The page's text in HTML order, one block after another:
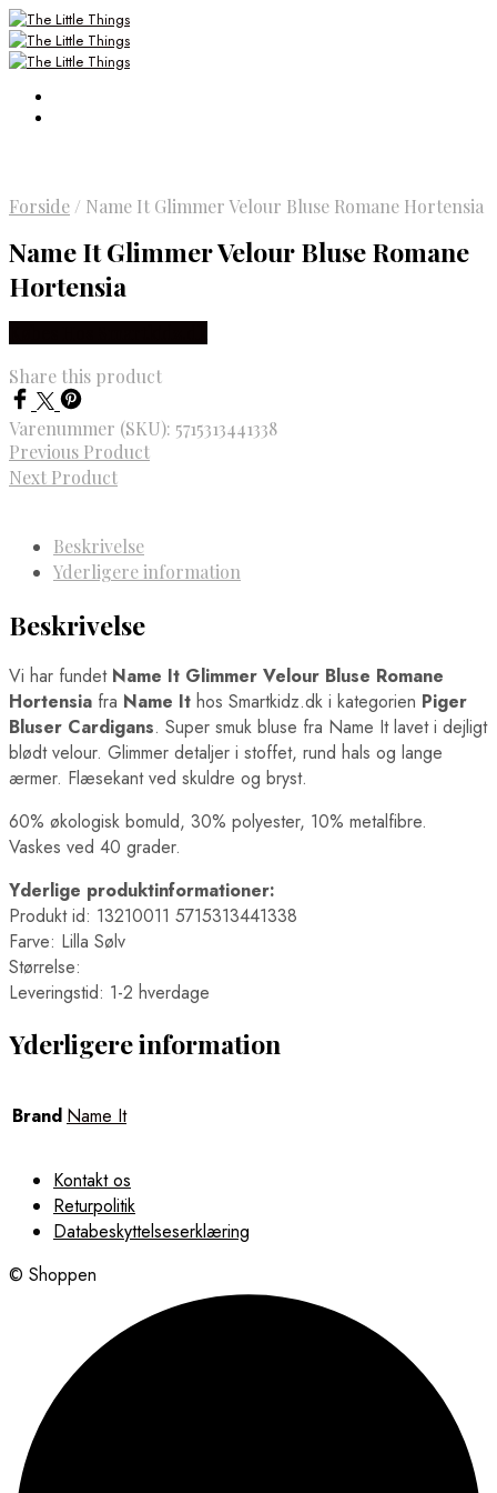
Forside / Name It Glimmer Velour Bluse Romane Hortensia
Name It Glimmer Velour Bluse Romane
Hortensia
Share this product
Varenummer (SKU): 5715313441338
Previous Product
Next Product
Beskrivelse
Yderligere information
Beskrivelse
Vi har fundet Name It Glimmer Velour Bluse Romane
Hortensia fra Name It hos Smartkidz.dk i kategorien Piger
Bluser Cardigans. Super smuk bluse fra Name It lavet i dejligt
blødt velour. Glimmer detaljer i stoffet, rund hals og lange
ærmer. Flæsekant ved skuldre og bryst.
60% økologisk bomuld, 30% polyester, 10% metalfibre.
Vaskes ved 40 grader.
Yderlige produktinformationer:
Produkt id: 13210011 5715313441338
Farve: Lilla Sølv
Størrelse:
Leveringstid: 1-2 hverdage
Yderligere information
Brand Name It
Kontakt os
Returpolitik
Databeskyttelseserklæring
© Shoppen